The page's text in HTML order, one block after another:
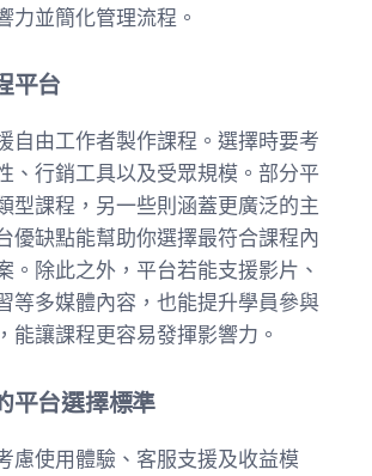
力並簡化管理流程。
平台
自由工作者製作課程。選擇時要考
、行銷工具以及受眾規模。部分平
型課程，另一些則涵蓋更廣泛的主
優缺點能幫助你選擇最符合課程內
。除此之外，平台若能支援影片、
等多媒體內容，也能提升學員參與
能讓課程更容易發揮影響力。
平台選擇標準
慮使用體驗、客服支援及收益模